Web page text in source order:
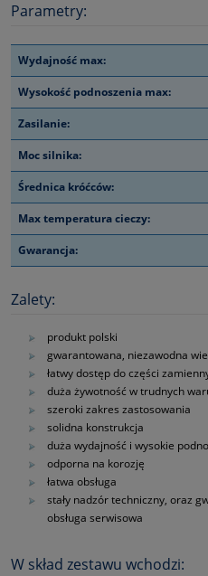
Parametry:
Wydajność max:
Wysokość podnoszenia max:
Zasilanie:
Moc silnika:
Średnica króćców:
Max temperatura cieczy:
Gwarancja:
Zalety:
produkt polski
gwarantowana, niezawodna
łatwy dostęp do części
duża żywotność w trudnych
szeroki zakres zastosowania
solidna konstrukcja
duża wydajność i wysokie
odporna na korozję
łatwa obsługa
stały nadzór techniczny, oraz
obsługa serwisowa
W skład zestawu wchodzi: